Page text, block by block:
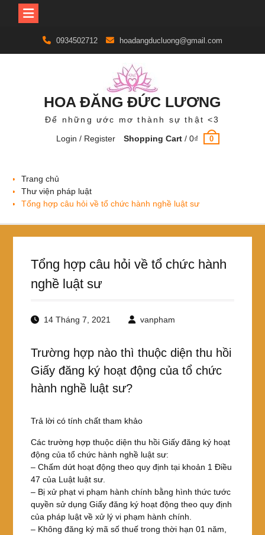
content
0934502712 hoadangducluong@gmail.com
HOA ĐĂNG ĐỨC LƯƠNG
Để những ước mơ thành sự thật <3
Login / Register
Shopping Cart /0₫ 0
Trang chủ
Thư viện pháp luật
Tổng hợp câu hỏi về tổ chức hành nghề luật sư
Tổng hợp câu hỏi về tổ chức hành
nghề luật sư
14 Tháng 7, 2021 vanpham
Trường hợp nào thì thuộc diện thu hồi
Giấy đăng ký hoạt động của tổ chức
hành nghề luật sư?
Trả lời có tính chất tham khảo
Các trường hợp thuộc diện thu hồi Giấy đăng ký hoạt
động của tổ chức hành nghề luật sư:
– Chấm dứt hoạt động theo quy định tại khoản 1 Điều
47 của Luật luật sư.
– Bị xử phạt vi phạm hành chính bằng hình thức tước
quyền sử dụng Giấy đăng ký hoạt động theo quy định
của pháp luật về xử lý vi phạm hành chính.
– Không đăng ký mã số thuế trong thời hạn 01 năm,